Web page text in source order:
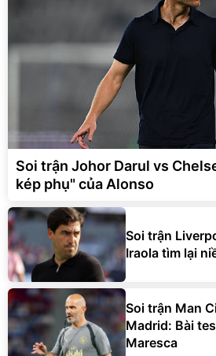
Soi trận Johor Darul vs
kép phụ" của Alonso
Soi trận
Iraola tìm lại
Soi trận Man
Madrid: Bài
Maresca